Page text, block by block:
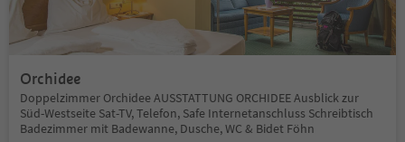
Orchidee
Doppelzimmer Orchidee AUSSTATTUNG ORCHIDEE Ausblick zur
Süd-Westseite Sat-TV, Telefon, Safe Internetanschluss Schreibtisch
Badezimmer mit Badewanne, Dusche, WC & Bidet Föhn